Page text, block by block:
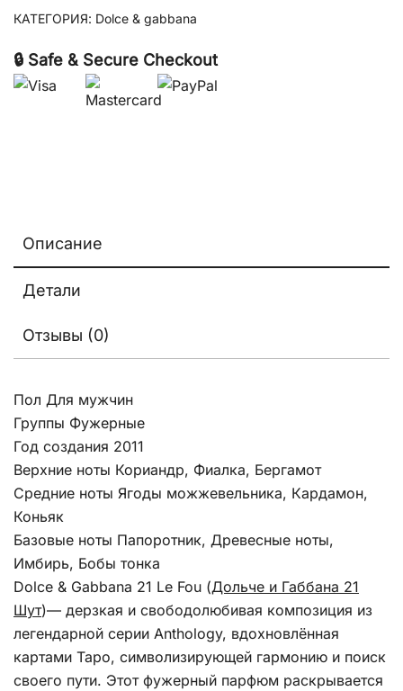
КАТЕГОРИЯ: Dolce & gabbana
🔒 Safe & Secure Checkout
Описание
Детали
Отзывы (0)
Пол Для мужчин
Группы Фужерные
Год создания 2011
Верхние ноты Кориандр, Фиалка, Бергамот
Средние ноты Ягоды можжевельника, Кардамон,
Коньяк
Базовые ноты Папоротник, Древесные ноты,
Имбирь, Бобы тонка
Dolce & Gabbana 21 Le Fou (Дольче и Габбана 21
Шут)— дерзкая и свободолюбивая композиция из
легендарной серии Anthology, вдохновлённая
картами Таро, символизирующей гармонию и поиск
своего пути. Этот фужерный парфюм раскрывается